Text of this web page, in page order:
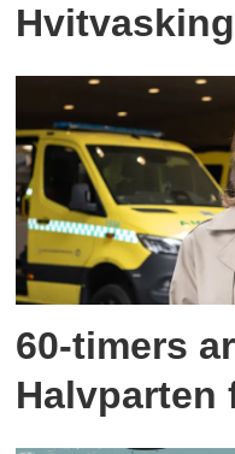
Hvitvasking
60-timers
Halvparten